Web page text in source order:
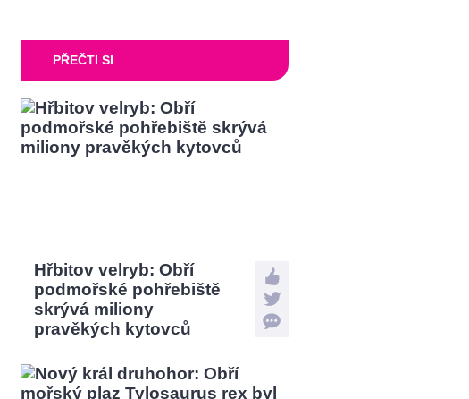
PŘEČTI SI
Hřbitov velryb: Obří
podmořské pohřebiště
skrývá miliony
pravěkých kytovců